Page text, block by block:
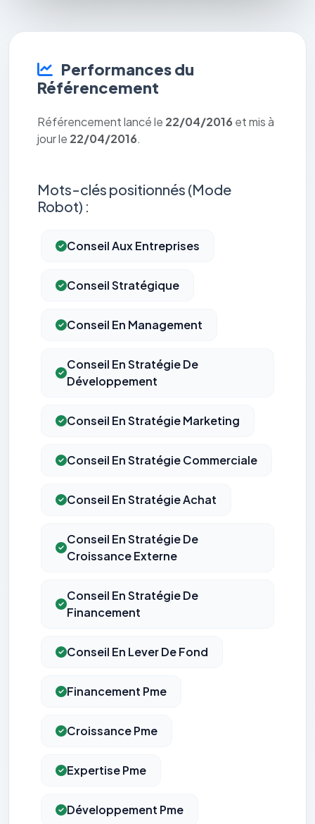
Performances du
Référencement
Référencement lancé le 22/04/2016 et mis à
jour le 22/04/2016.
Mots-clés positionnés (Mode
Robot) :
Conseil Aux Entreprises
Conseil Stratégique
Conseil En Management
Conseil En Stratégie De
Développement
Conseil En Stratégie Marketing
Conseil En Stratégie Commerciale
Conseil En Stratégie Achat
Conseil En Stratégie De
Croissance Externe
Conseil En Stratégie De
Financement
Conseil En Lever De Fond
Financement Pme
Croissance Pme
Expertise Pme
Développement Pme